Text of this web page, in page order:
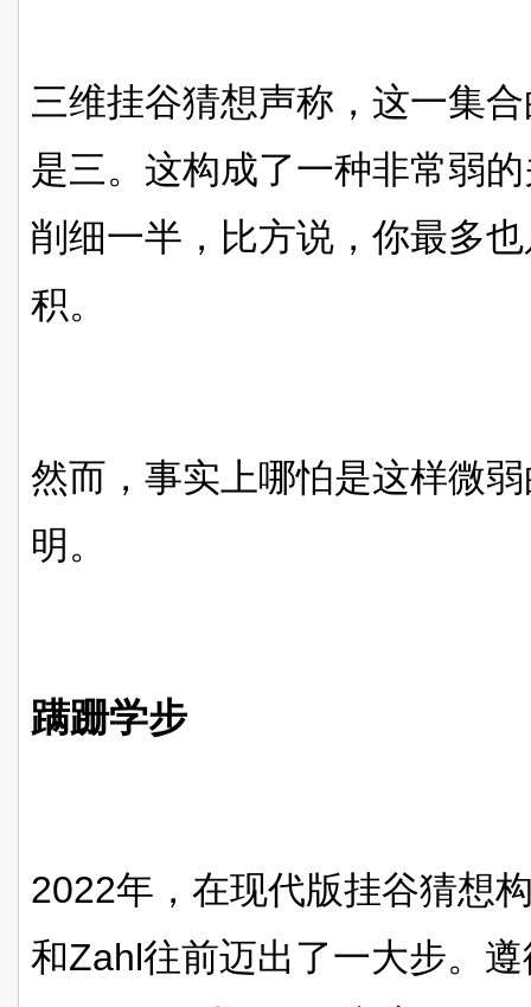
三维挂谷猜想声称，这一集
是三。这构成了一种非常弱
削细一半，比方说，你最多
积。
然而，事实上哪怕是这样微
明。
蹒跚学步
2022年，在现代版挂谷猜想
和Zahl往前迈出了一大步。